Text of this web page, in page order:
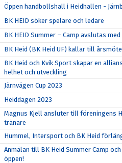
Öppen handbollshall i Heidhallen -
BK HEID söker spelare och ledare
BK HEID Summer – Camp avslutas
BK Heid (BK Heid UF) kallar till
BK Heid och Kvik Sport skapar en
helhet och utveckling
Järnvägen Cup 2023
Heiddagen 2023
Magnus Kjell ansluter till föreningens
tränare
Hummel, Intersport och BK Heid
Anmälan till BK Heid Summer Camp
öppen!